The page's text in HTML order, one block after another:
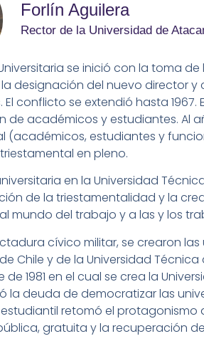
Forlín Aguilera
Rector de la Universidad de
se inició con la toma
designación del nuevo director
conflicto se extendió hasta 1967.
de académicos y estudiantes. Al
(académicos, estudiantes y
en pleno.
en la Universidad
de la triestamentalidad y la
mundo del trabajo y a las y los
cívico militar, se crearon
Chile y de la Universidad Técnica
de 1981 en el cual se crea la
la deuda de democratizar las
retomó el protagonismo
gratuita y la recuperación